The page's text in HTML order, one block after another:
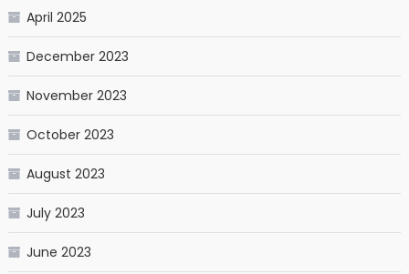
April 2025
December 2023
November 2023
October 2023
August 2023
July 2023
June 2023